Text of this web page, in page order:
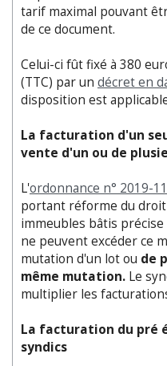
tarif maximal pouvant
de ce document.
Celui-ci fût fixé à 380
(TTC) par un décret en
disposition est
La facturation d'un
vente d'un ou de
L'ordonnance n° 2019-
portant réforme du
immeubles bâtis
ne peuvent excéder ce
mutation d'un lot ou de
même mutation. Le
multiplier les
La facturation du pré
syndics